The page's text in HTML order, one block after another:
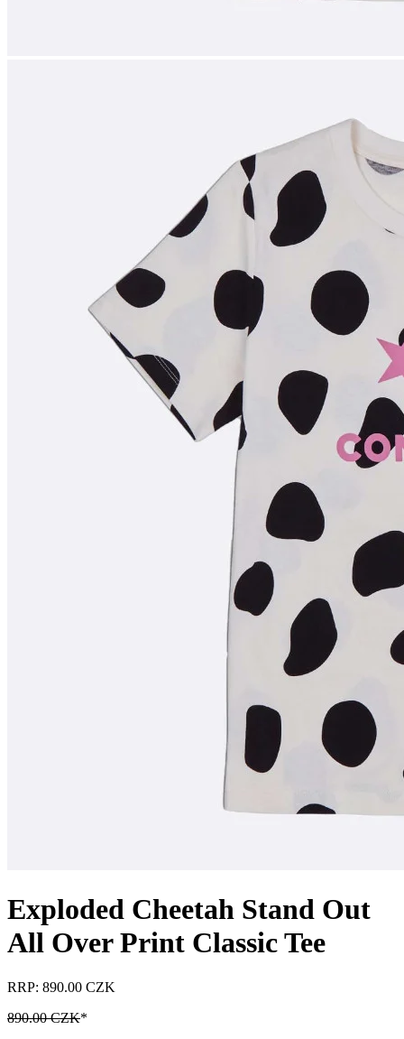
Exploded Cheetah Stand Out
All Over Print Classic Tee
RRP: 890.00 CZK
890.00 CZK*